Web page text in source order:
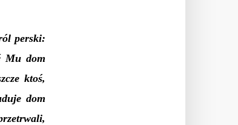
perski:
Mu dom
ktoś,
dom